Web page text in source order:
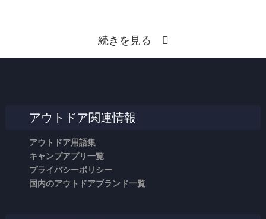
続きを見る
アウトドア関連情報
アウトドア用語集
キャンプアプリ一覧
プライバシーポリシー
国内のアウトドアブランド一覧